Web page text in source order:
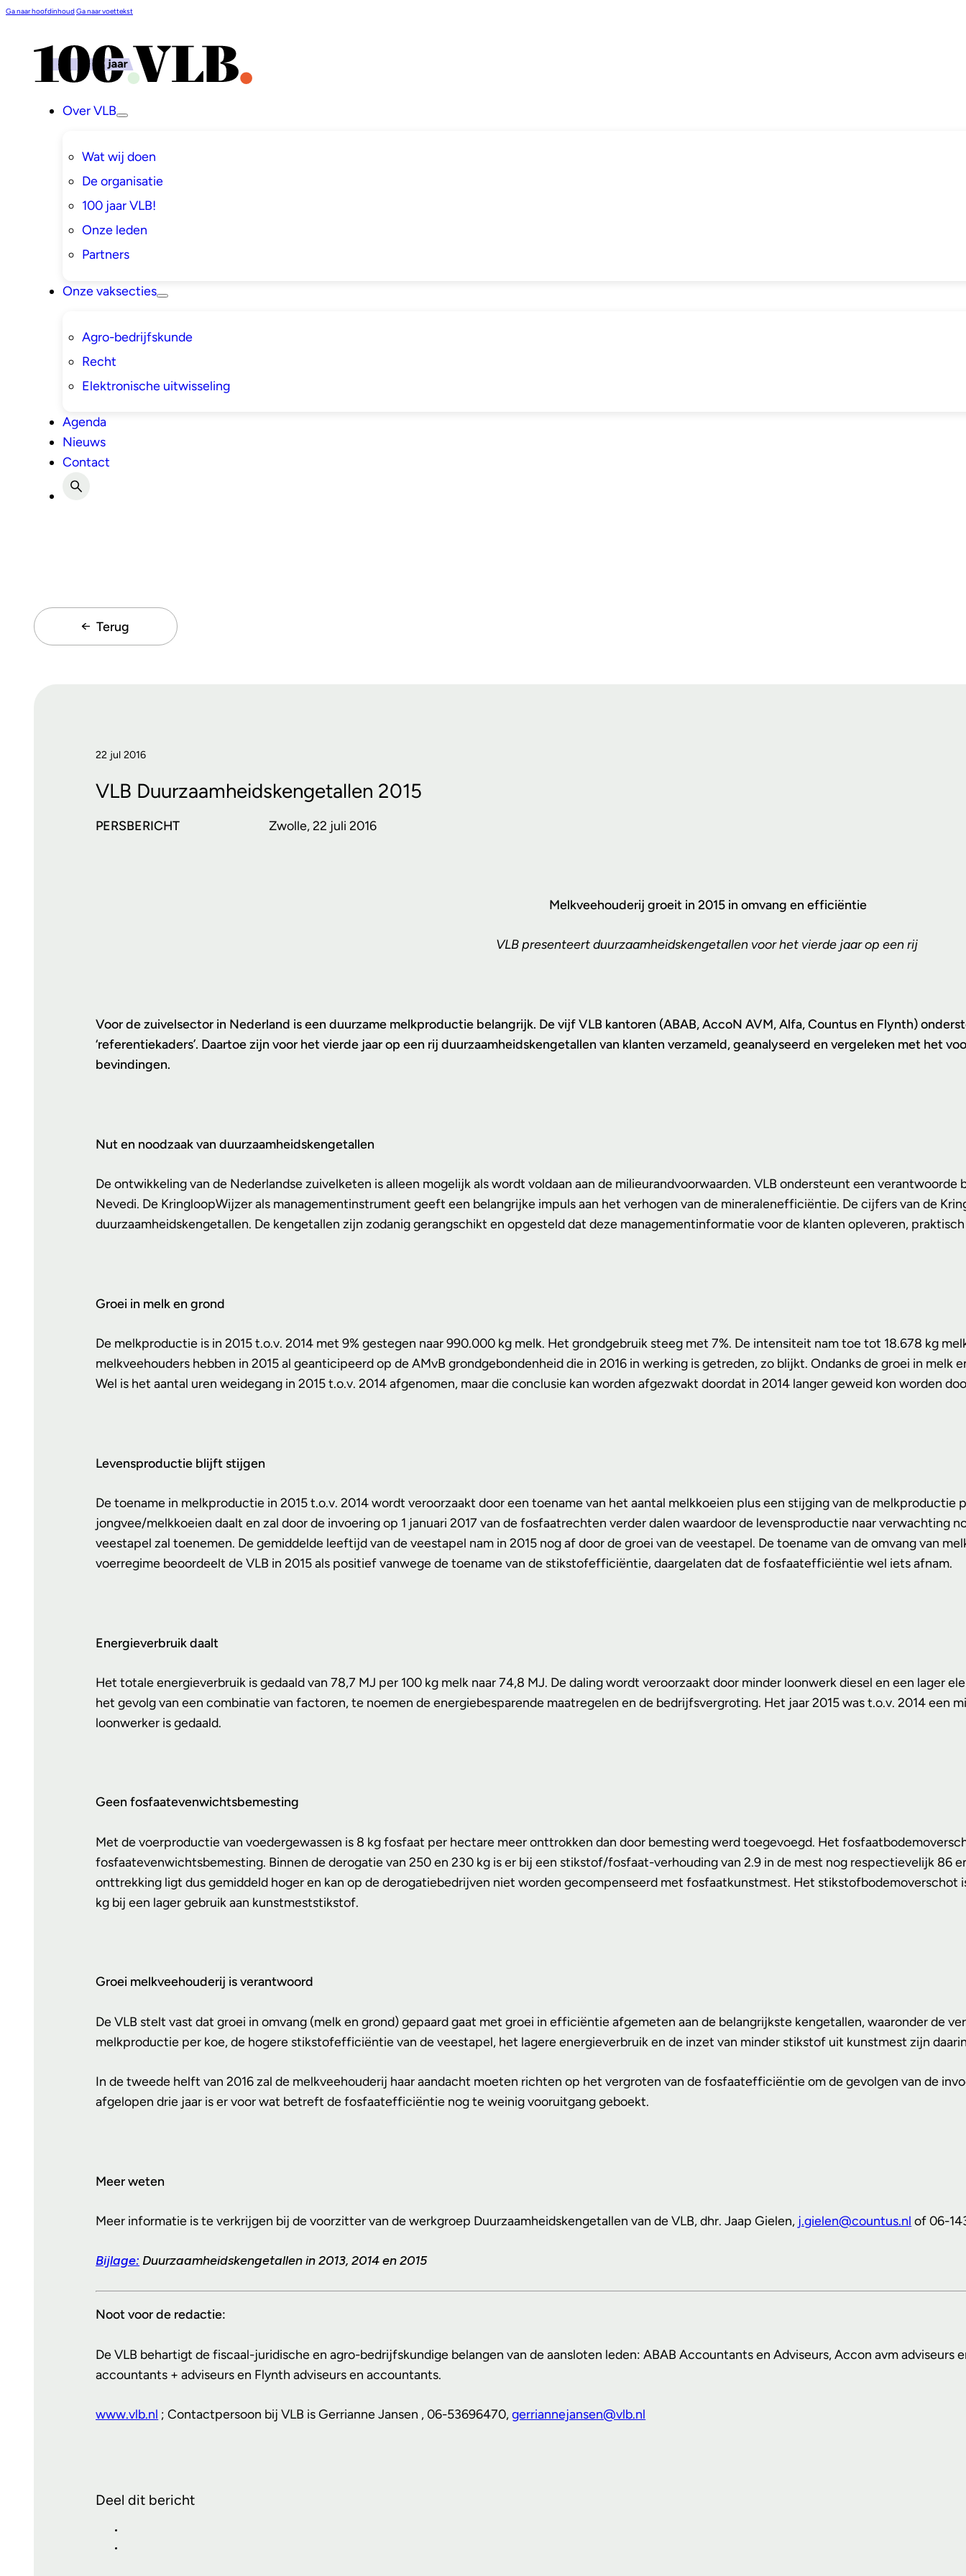
Ga naar hoofdinhoudGa naar voettekst
Over VLB
Wat wij doen
De organisatie
100 jaar VLB!
Onze leden
Partners
Onze vaksecties
Agro-bedrijfskunde
Recht
Elektronische uitwisseling
Agenda
Nieuws
Contact
Terug
22 jul 2016
VLB Duurzaamheidskengetallen 2015
PERSBERICHT Zwolle, 22 juli 2016
Melkveehouderij groeit in 2015 in omvang en efficiëntie
VLB presenteert duurzaamheidskengetallen voor het vierde jaar op een rij
Voor de zuivelsector in Nederland is een duurzame melkproductie belangrijk. De vijf VLB kantoren (ABAB, AccoN AVM, Alfa, Countus en Flynth)
‘referentiekaders’. Daartoe zijn voor het vierde jaar op een rij duurzaamheidskengetallen van klanten verzameld, geanalyseerd en vergeleken met het
bevindingen.
Nut en noodzaak van duurzaamheidskengetallen
De ontwikkeling van de Nederlandse zuivelketen is alleen mogelijk als wordt voldaan aan de milieurandvoorwaarden. VLB ondersteunt een
Nevedi. De KringloopWijzer als managementinstrument geeft een belangrijke impuls aan het verhogen van de mineralenefficiëntie. De cijfers van de
duurzaamheidskengetallen. De kengetallen zijn zodanig gerangschikt en opgesteld dat deze managementinformatie voor de klanten opleveren,
Groei in melk en grond
De melkproductie is in 2015 t.o.v. 2014 met 9% gestegen naar 990.000 kg melk. Het grondgebruik steeg met 7%. De intensiteit nam toe tot 18.678 kg
melkveehouders hebben in 2015 al geanticipeerd op de AMvB grondgebondenheid die in 2016 in werking is getreden, zo blijkt. Ondanks de groei in
Wel is het aantal uren weidegang in 2015 t.o.v. 2014 afgenomen, maar die conclusie kan worden afgezwakt doordat in 2014 langer geweid kon worden
Levensproductie blijft stijgen
De toename in melkproductie in 2015 t.o.v. 2014 wordt veroorzaakt door een toename van het aantal melkkoeien plus een stijging van de
jongvee/melkkoeien daalt en zal door de invoering op 1 januari 2017 van de fosfaatrechten verder dalen waardoor de levensproductie naar verwachting
veestapel zal toenemen. De gemiddelde leeftijd van de veestapel nam in 2015 nog af door de groei van de veestapel. De toename van de omvang van
voerregime beoordeelt de VLB in 2015 als positief vanwege de toename van de stikstofefficiëntie, daargelaten dat de fosfaatefficiëntie wel iets afnam.
Energieverbruik daalt
Het totale energieverbruik is gedaald van 78,7 MJ per 100 kg melk naar 74,8 MJ. De daling wordt veroorzaakt door minder loonwerk diesel en een lager
het gevolg van een combinatie van factoren, te noemen de energiebesparende maatregelen en de bedrijfsvergroting. Het jaar 2015 was t.o.v. 2014 een
loonwerker is gedaald.
Geen fosfaatevenwichtsbemesting
Met de voerproductie van voedergewassen is 8 kg fosfaat per hectare meer onttrokken dan door bemesting werd toegevoegd. Het
fosfaatevenwichtsbemesting. Binnen de derogatie van 250 en 230 kg is er bij een stikstof/fosfaat-verhouding van 2.9 in de mest nog respectievelijk 86
onttrekking ligt dus gemiddeld hoger en kan op de derogatiebedrijven niet worden gecompenseerd met fosfaatkunstmest. Het stikstofbodemoverschot
kg bij een lager gebruik aan kunstmeststikstof.
Groei melkveehouderij is verantwoord
De VLB stelt vast dat groei in omvang (melk en grond) gepaard gaat met groei in efficiëntie afgemeten aan de belangrijkste kengetallen, waaronder de
melkproductie per koe, de hogere stikstofefficiëntie van de veestapel, het lagere energieverbruik en de inzet van minder stikstof uit kunstmest zijn
In de tweede helft van 2016 zal de melkveehouderij haar aandacht moeten richten op het vergroten van de fosfaatefficiëntie om de gevolgen van de
afgelopen drie jaar is er voor wat betreft de fosfaatefficiëntie nog te weinig vooruitgang geboekt.
Meer weten
Meer informatie is te verkrijgen bij de voorzitter van de werkgroep Duurzaamheidskengetallen van de VLB, dhr. Jaap Gielen, j.gielen@countus.nl of 06-
Bijlage: Duurzaamheidskengetallen in 2013, 2014 en 2015
Noot voor de redactie:
De VLB behartigt de fiscaal-juridische en agro-bedrijfskundige belangen van de aansloten leden: ABAB Accountants en Adviseurs, Accon avm
accountants + adviseurs en Flynth adviseurs en accountants.
www.vlb.nl ; Contactpersoon bij VLB is Gerrianne Jansen , 06-53696470,gerriannejansen@vlb.nl
Deel dit bericht